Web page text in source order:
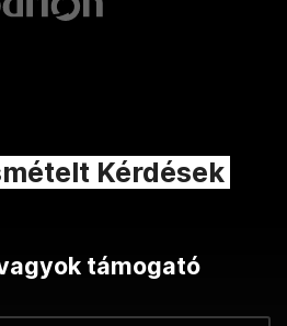
Kérdések
támogató